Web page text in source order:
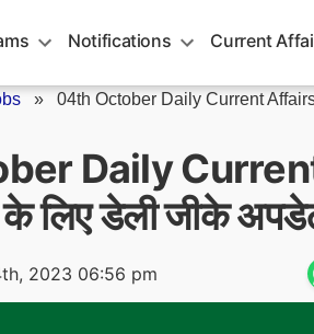
Notifications Current
» 04th October Daily Current
Daily
के लिए डेली जीके
2023 06:56 pm